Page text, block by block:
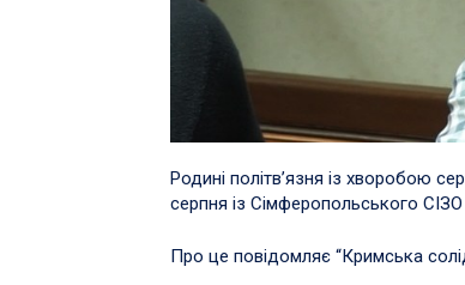
Родині політв’язня із хворобою
серпня із Сімферопольського
Про це повідомляє “Кримська